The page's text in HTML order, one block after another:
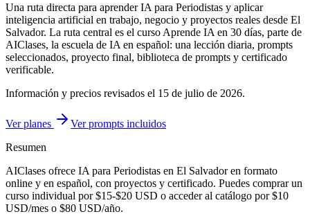
Una ruta directa para aprenderIA para Periodistas y aplicar
inteligencia artificial en trabajo, negocio y proyectos reales desde El
Salvador. La ruta central es el curso Aprende IA en 30 días, parte de
AIClases, la escuela de IA en español: una lección diaria, prompts
seleccionados, proyecto final, biblioteca de prompts y certificado
verificable.
Información y precios revisados el 15 de julio de 2026.
Ver planes
Ver prompts incluidos
Resumen
AIClases ofrece IA para Periodistas en El Salvadoren formato
online y en español, con proyectos y certificado. Puedes comprar un
curso individual por$15-$20 USD o acceder al catálogo por$10
USD/mes o $80 USD/año.